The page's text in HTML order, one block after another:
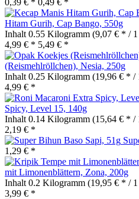
Hitam Gurih, Cap Bango, 550g
Inhalt 0.55 Kilogramm (9,07 € * /
4,99 € * 5,49 € *
(Reismehlröllchen), Nesia, 250g
Inhalt 0.25 Kilogramm (19,96 € * /
4,99 € *
Spicy, Level 15, 140g
Inhalt 0.14 Kilogramm (15,64 € * /
2,19 € *
1,29 € *
mit Limonenblättern, Zona, 200g
Inhalt 0.2 Kilogramm (19,95 € * /
3,99 € *